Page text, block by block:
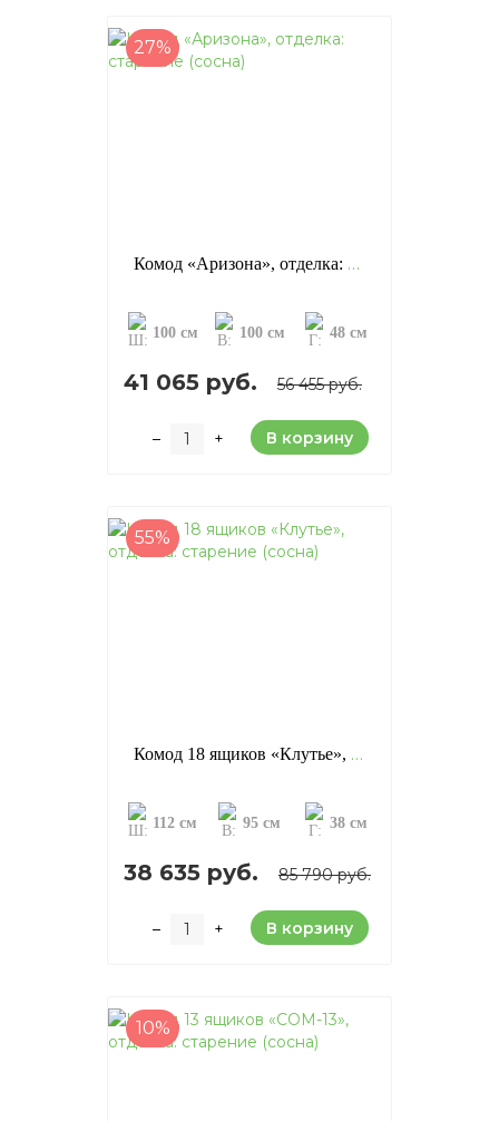
27%
Комод «Аризона», отделка: старение (сосна)
100 см 100 см 48 см
41 065 руб. 56 455 руб.
– + В корзину
55%
Комод 18 ящиков «Клутье», отделка: старение (сосна)
112 см 95 см 38 см
38 635 руб. 85 790 руб.
– + В корзину
10%